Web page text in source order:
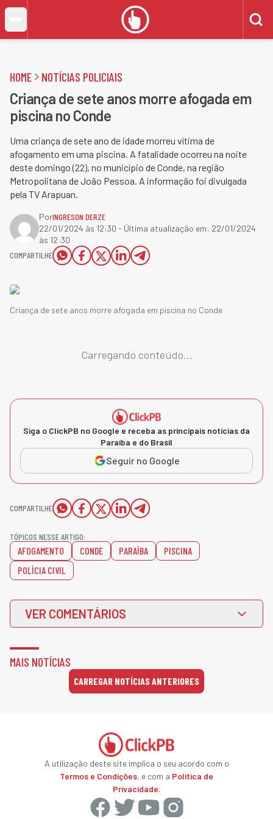
HOME NOTÍCIAS POLICIAIS
Criança de sete anos morre afogada em
piscina no Conde
Uma criança de sete ano de idade morreu vítima de
afogamento em uma piscina. A fatalidade ocorreu na noite
deste domingo (22), no município de Conde, na região
Metropolitana de João Pessoa. A informação foi divulgada
pela TV Arapuan.
PorINGRESON DERZE
22/01/2024 às 12:30 - Última atualização em: 22/01/2024
às 12:30
COMPARTILHE
Criança de sete anos morre afogada em piscina no Conde
Carregando conteúdo...
Siga o ClickPB no Google e receba as principais notícias da
Paraíba e do Brasil
Seguir no Google
COMPARTILHE
TÓPICOS NESSE ARTIGO:
AFOGAMENTO CONDE PARAÍBA
PISCINA
POLÍCIA CIVIL
VER COMENTÁRIOS
MAIS NOTÍCIAS
CARREGAR NOTÍCIAS ANTERIORES
A utilização deste site implica o seu acordo com o
Termos e Condições, e com a Política de
Privacidade.